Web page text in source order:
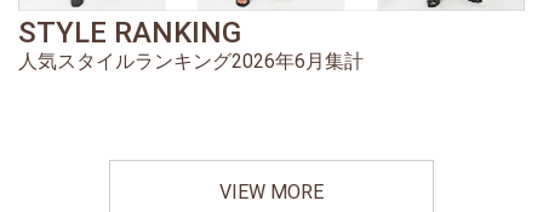
STYLE RANKING
人気スタイルランキング2026年6月集計
VIEW MORE